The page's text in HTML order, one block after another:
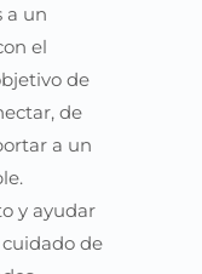
a un
el
de
de
a un
y ayudar
de